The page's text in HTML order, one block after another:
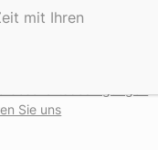
Sie uns
mit Ihren